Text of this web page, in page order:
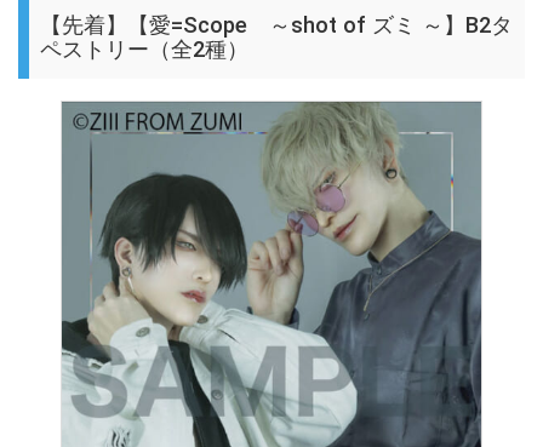
【先着】【愛=Scope ～shot of ズミ ～】B2タ
ペストリー（全2種）